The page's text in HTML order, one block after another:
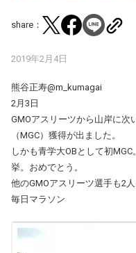
share：
2019年2月4日
熊谷正寿@m_kumagai
2月3日
GMOアスリーツから山岸に次
（MGC）獲得が出ました。
しかも青学大OBとして初
挙。おめでとう。
他のGMOアスリーツ選手も2
毎日マラソン